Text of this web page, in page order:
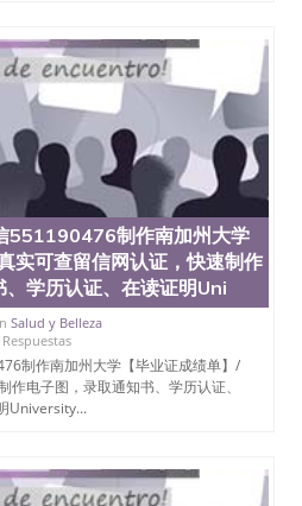
。 2、留学回国人员证明
真实存档可查。 3、留信网
可查，终身受用。 四、办理
建筑学院、商学院、交流学
教育学院、工程学院、健康
程与科学学院、人文学院、
学校的教育学院排名在全美
十五名，且继续攀升中。纽
、硕士及博士学位。学校的
MBA、财务、教育、建筑工
文学、音乐、生物学、统计
文学、农业、环境污染控
物工程、建筑设计、工商管
、航天工程、土木工程、数
学、心理学、戏剧、市场营
学、物理学、人工智能、商
供相关材料，确定客户办理
户本人一起去留服递交材
551190476制作南加州大学
实可查留信网认证，快速制作
学历认证、在读证明Uni
Salud y Belleza
制作南加州大学【毕业证成绩单】/
电子图，录取通知书、学历认证、
University...